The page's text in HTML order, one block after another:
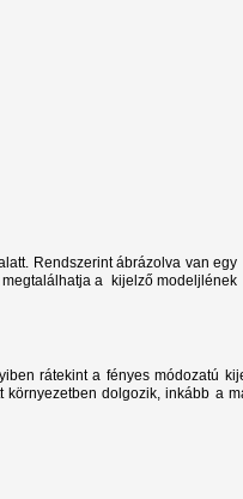
Rendszerint ábrázolva van egy
a kijelző modeljlének
rátekint a fényes módozatú
dolgozik, inkább a